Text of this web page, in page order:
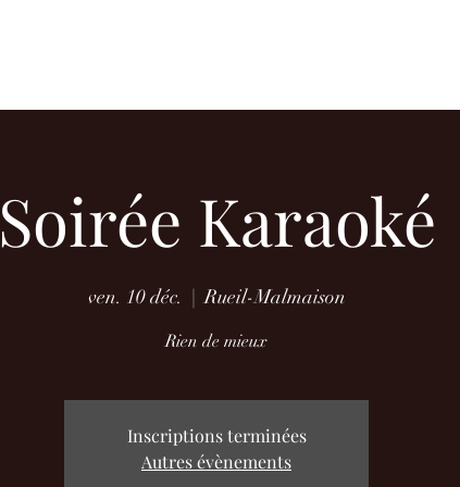
Soirée Karaoké
ven. 10 déc.
  |
Rueil-Malmaison
Rien de mieux
Inscriptions terminées
Autres évènements